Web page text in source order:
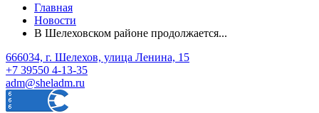
Главная
Новости
В Шелеховском районе продолжается...
666034, г. Шелехов, улица Ленина, 15
+7 39550 4-13-35
adm@sheladm.ru